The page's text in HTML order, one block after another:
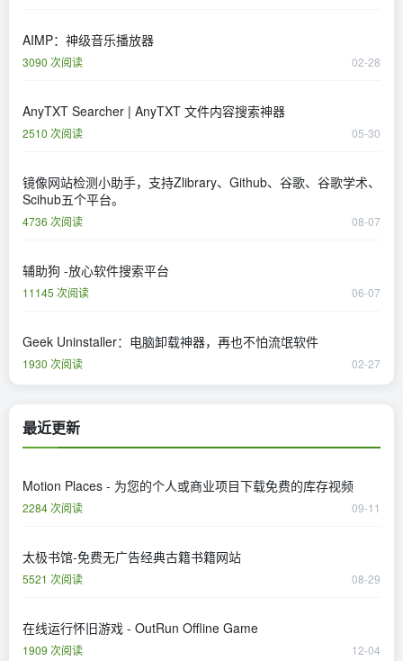
AIMP：神级音乐播放器
3090 次阅读 02-28
AnyTXT Searcher | AnyTXT 文件内容搜索神器
2510 次阅读 05-30
镜像网站检测小助手，支持Zlibrary、Github、谷歌、谷歌学术、
Scihub五个平台。
4736 次阅读 08-07
辅助狗 -放心软件搜索平台
11145 次阅读 06-07
Geek Uninstaller：电脑卸载神器，再也不怕流氓软件
1930 次阅读 02-27
最近更新
Motion Places - 为您的个人或商业项目下载免费的库存视频
2284 次阅读 09-11
太极书馆-免费无广告经典古籍书籍网站
5521 次阅读 08-29
在线运行怀旧游戏 - OutRun Offline Game
1909 次阅读 12-04